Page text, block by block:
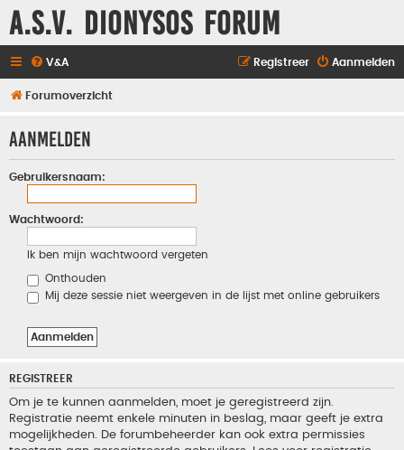
A.S.V. Dionysos Forum
V&A Aanmelden
Registreer
Forumoverzicht
Aanmelden
Gebruikersnaam:
Wachtwoord:
Ik ben mijn wachtwoord vergeten
Onthouden
Mij deze sessie niet weergeven in de lijst met online gebruikers
REGISTREER
Om je te kunnen aanmelden, moet je geregistreerd zijn.
Registratie neemt enkele minuten in beslag, maar geeft je extra
mogelijkheden. De forumbeheerder kan ook extra permissies